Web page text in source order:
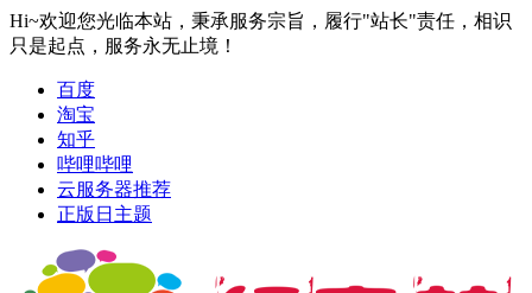
Hi~欢迎您光临本站，秉承服务宗旨，履行"站长"责任，相识
只是起点，服务永无止境！
百度
淘宝
知乎
哔哩哔哩
云服务器推荐
正版日主题